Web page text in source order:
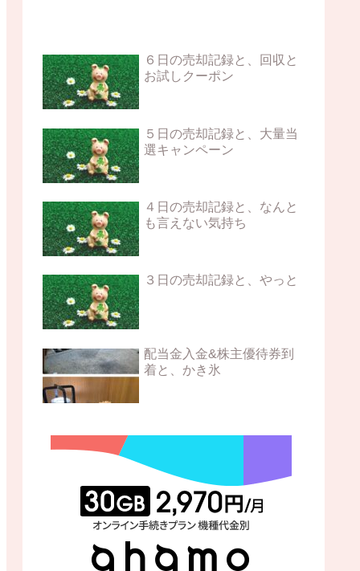
６日の売却記録と、回収と
お試しクーポン
５日の売却記録と、大量当
選キャンペーン
４日の売却記録と、なんと
も言えない気持ち
３日の売却記録と、やっと
配当金入金&株主優待券到
着と、かき氷